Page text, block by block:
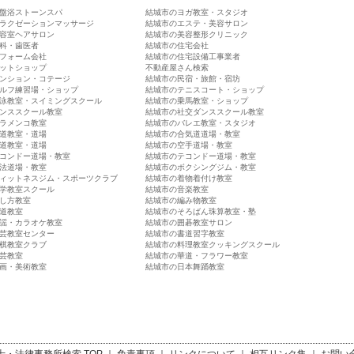
浴ストーンスパ
結城市のヨガ教室・スタジオ
クゼーションマッサージ
結城市のエステ・美容サロン
室ヘアサロン
結城市の美容整形クリニック
・歯医者
結城市の住宅会社
ォーム会社
結城市の住宅設備工事業者
トショップ
不動産屋さん検索
ション・コテージ
結城市の民宿・旅館・宿坊
フ練習場・ショップ
結城市のテニスコート・ショップ
教室・スイミングスクール
結城市の乗馬教室・ショップ
ススクール教室
結城市の社交ダンススクール教室
メンコ教室
結城市のバレエ教室・スタジオ
教室・道場
結城市の合気道道場・教室
教室・道場
結城市の空手道場・教室
ンドー道場・教室
結城市のテコンドー道場・教室
道場・教室
結城市のボクシングジム・教室
ットネスジム・スポーツクラブ
結城市の着物着付け教室
教室スクール
結城市の音楽教室
方教室
結城市の編み物教室
教室
結城市のそろばん珠算教室・塾
・カラオケ教室
結城市の囲碁教室サロン
教室センター
結城市の書道習字教室
教室クラブ
結城市の料理教室クッキングスクール
教室
結城市の華道・フラワー教室
・美術教室
結城市の日本舞踊教室